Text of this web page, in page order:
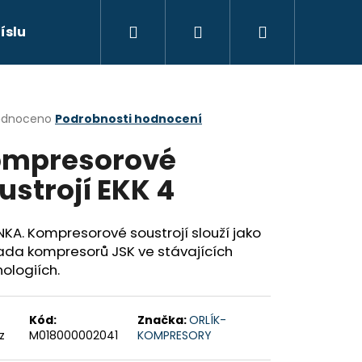
Náhradní díly Výprodej
Přihlášení
Podrobnosti hodnocení
EKK 4
Kompresorové soustrojí slouží jako
kompresorů JSK ve stávajících
Kód:
M018000002041
Značka:ORLÍK-
KOMPRESORY